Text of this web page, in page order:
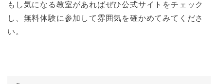
もし気になる教室があればぜひ公式サイトをチェック
し、無料体験に参加して雰囲気を確かめてみてくださ
い。